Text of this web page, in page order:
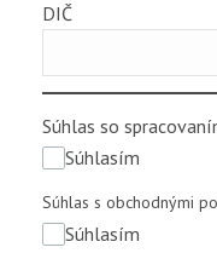
DIČ
Súhlas so
Súhlasím
Súhlas s obchodnými
Súhlasím